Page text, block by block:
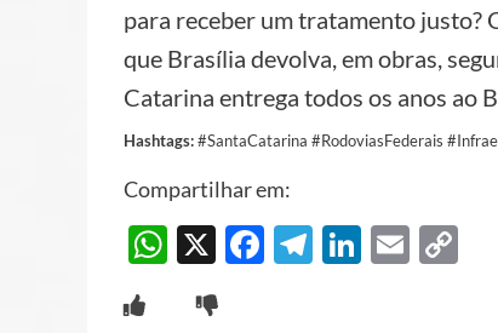
para receber um tratamento justo?
que Brasília devolva, em obras,
Catarina entrega todos os anos ao
Hashtags:#SantaCatarina #RodoviasFederais
Compartilhar em:
WhatsApp
X Facebook
Telegram
LinkedIn
Email